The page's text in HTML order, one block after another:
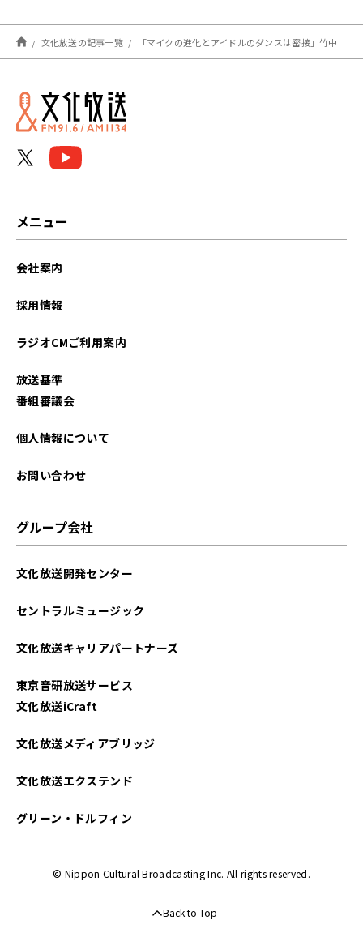
文化放送の記事一覧 「マイクの進化とアイドルのダンスは密接」竹中夏海&せきしろが手がけるアイドルコントとは？
メニュー
会社案内
採用情報
ラジオCMご利用案内
放送基準
番組審議会
個人情報について
お問い合わせ
グループ会社
文化放送開発センター
セントラルミュージック
文化放送キャリアパートナーズ
東京音研放送サービス
文化放送iCraft
文化放送メディアブリッジ
文化放送エクステンド
グリーン・ドルフィン
© Nippon Cultural Broadcasting Inc. All rights reserved.
Back to Top